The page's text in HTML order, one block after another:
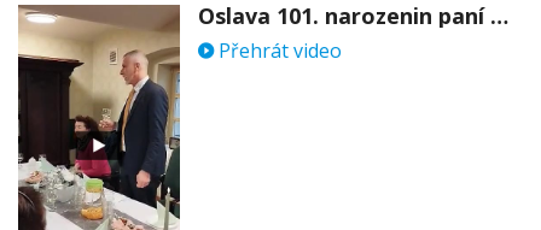
Oslava 101. narozenin paní Věry Skořepové
Přehrát video